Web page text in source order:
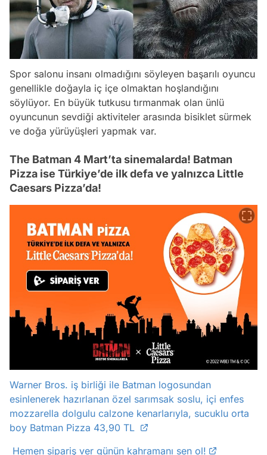
Spor salonu insanı olmadığını söyleyen başarılı oyuncu
genellikle doğayla iç içe olmaktan hoşlandığını
söylüyor. En büyük tutkusu tırmanmak olan ünlü
oyuncunun sevdiği aktiviteler arasında bisiklet sürmek
ve doğa yürüyüşleri yapmak var.
The Batman 4 Mart’ta sinemalarda! Batman
Pizza ise Türkiye’de ilk defa ve yalnızca Little
Caesars Pizza’da!
Warner Bros. iş birliği ile Batman logosundan
esinlenerek hazırlanan özel sarımsak soslu, içi enfes
mozzarella dolgulu calzone kenarlarıyla, sucuklu orta
boy Batman Pizza 43,90 TL
Hemen sipariş ver günün kahramanı sen ol!